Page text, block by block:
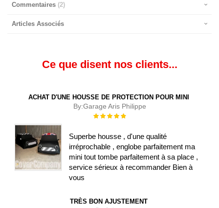
Commentaires 2
Articles Associés
Ce que disent nos clients...
ACHAT D'UNE HOUSSE DE PROTECTION POUR MINI
By:Garage Aris Philippe
Évaluation :
Superbe housse , d'une qualité
irréprochable , englobe parfaitement ma
mini tout tombe parfaitement à sa place ,
service sérieux à recommander Bien à
vous
TRÈS BON AJUSTEMENT